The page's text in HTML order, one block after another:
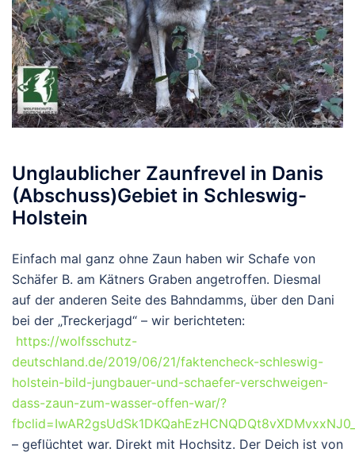
Unglaublicher Zaunfrevel in Danis
(Abschuss)Gebiet in Schleswig-
Holstein
Einfach mal ganz ohne Zaun haben wir Schafe von
Schäfer B. am Kätners Graben angetroffen. Diesmal
auf der anderen Seite des Bahndamms, über den Dani
bei der „Treckerjagd“ – wir berichteten:
https://wolfsschutz-
deutschland.de/2019/06/21/faktencheck-schleswig-
holstein-bild-jungbauer-und-schaefer-verschweigen-
dass-zaun-zum-wasser-offen-war/?
– geflüchtet war. Direkt mit Hochsitz. Der Deich ist von